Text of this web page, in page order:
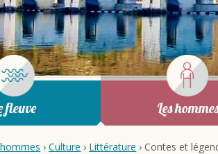
fleuve Les hommes
›Culture › Littérature › Contes et